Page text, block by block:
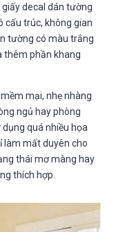
decal dán tường
cấu trúc, không gian
tường có màu trắng
thêm phần khang
mại, nhẹ nhàng
ngủ hay phòng
quá nhiều họa
làm mất duyên cho
thái mơ màng hay
thích hợp.